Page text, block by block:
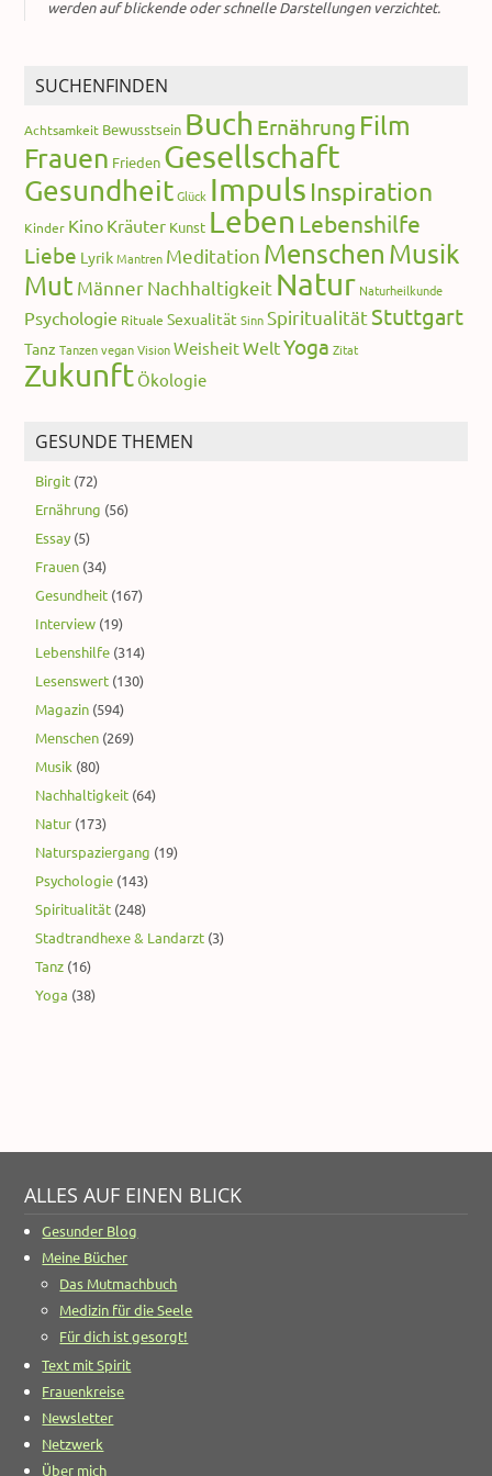
werden auf blickende oder schnelle Darstellungen verzichtet.
SUCHENFINDEN
Achtsamkeit Bewusstsein Buch Ernährung Film
Frauen Frieden Gesellschaft
Gesundheit Glück Impuls Inspiration
Kinder Kino Kräuter Kunst Leben Lebenshilfe
Liebe Lyrik Mantren Meditation Menschen Musik
Mut MännerNachhaltigkeit Natur Naturheilkunde
Psychologie Rituale Sexualität Sinn SpiritualitätStuttgart
Tanz Tanzen vegan Vision WeisheitWeltYoga Zitat
Zukunft Ökologie
GESUNDE THEMEN
Birgit (72)
Ernährung (56)
Essay (5)
Frauen (34)
Gesundheit (167)
Interview (19)
Lebenshilfe (314)
Lesenswert (130)
Magazin (594)
Menschen (269)
Musik (80)
Nachhaltigkeit (64)
Natur (173)
Naturspaziergang (19)
Psychologie (143)
Spiritualität (248)
Stadtrandhexe & Landarzt (3)
Tanz (16)
Yoga (38)
ALLES AUF EINEN BLICK
Gesunder Blog
Meine Bücher
Das Mutmachbuch
Medizin für die Seele
Für dich ist gesorgt!
Text mit Spirit
Frauenkreise
Newsletter
Netzwerk
Über mich